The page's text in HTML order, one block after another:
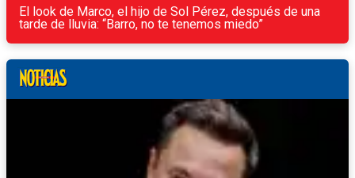
El look de Marco, el hijo de Sol Pérez, después de una
tarde de lluvia: “Barro, no te tenemos miedo”